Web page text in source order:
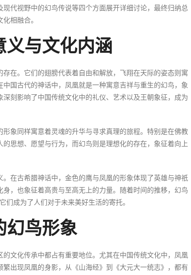
代视野中的幻鸟传说等四个方面展开详细讨论，最终归纳总
相融合。
义与文化内涵
在。它们的翅膀代表着自由和解放，飞翔在天际的姿态则寓
国古代的神话中，凤凰就是一种寓意吉祥与重生的幻鸟，象
刻影响了中国传统文化中的礼仪、艺术以及王朝象征，成为
象同样寓意着灵魂的升华与寻求真理的旅程。特别是在佛教
思想、愿望与行为，而幻鸟则是理想化的存在，象征着向上
在古希腊神话中，金色的鹰与凤凰的形象体现了英雄与神祇
，也象征着高贵与至高无上的力量。随着时间的推移，幻鸟
们成为了人们对于未来美好生活的寄托。
幻鸟形象
文化传承中都占有重要地位。尤其在中国传统文化中，凤凰
出现凤凰的身影，从《山海经》到《大元大一统志》，都有